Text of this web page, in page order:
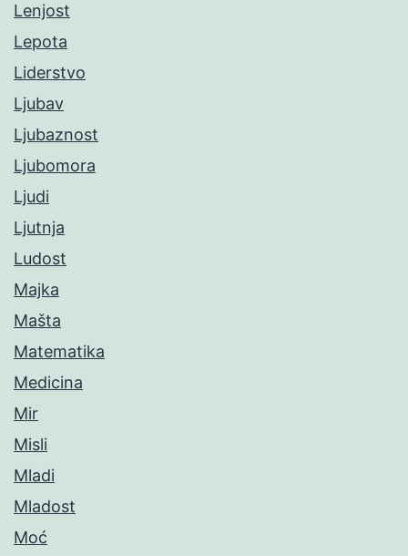
Lenjost
Lepota
Liderstvo
Ljubav
Ljubaznost
Ljubomora
Ljudi
Ljutnja
Ludost
Majka
Mašta
Matematika
Medicina
Mir
Misli
Mladi
Mladost
Moć